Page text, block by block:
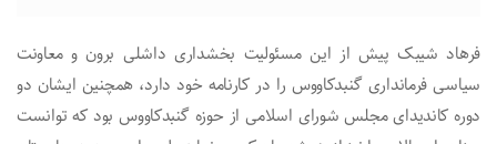
فرهاد شیبک پیش از این مسئولیت بخشداری داشلی برون و معاونت
سیاسی فرمانداری گنبدکاووس را در کارنامه خود دارد، همچنین ایشان دو
دوره کاندیدای مجلس شورای اسلامی از حوزه گنبدکاووس بود که توانست